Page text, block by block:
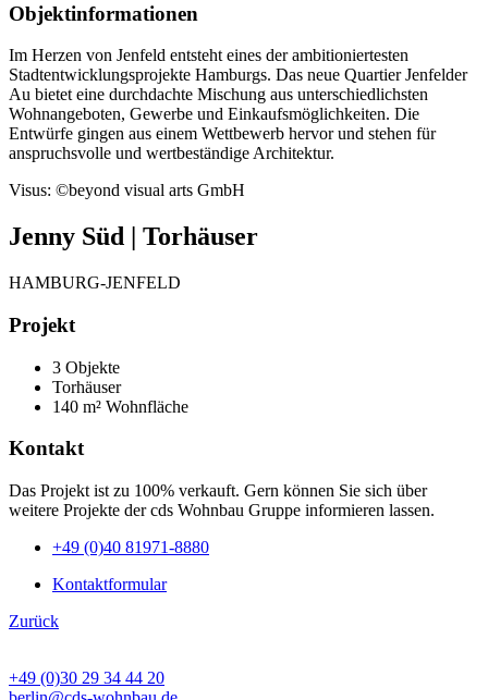
Objektinformationen
Im Herzen von Jenfeld entsteht eines der ambitioniertesten
Stadtentwicklungsprojekte Hamburgs. Das neue Quartier Jenfelder
Au bietet eine durchdachte Mischung aus unterschiedlichsten
Wohnangeboten, Gewerbe und Einkaufsmöglichkeiten. Die
Entwürfe gingen aus einem Wettbewerb hervor und stehen für
anspruchsvolle und wertbeständige Architektur.
Visus: ©beyond visual arts GmbH
Jenny Süd | Torhäuser
HAMBURG-JENFELD
Projekt
3 Objekte
Torhäuser
140 m² Wohnfläche
Kontakt
Das Projekt ist zu 100% verkauft. Gern können Sie sich über
weitere Projekte der cds Wohnbau Gruppe informieren lassen.
+49 (0)40 81971-8880
Kontaktformular
Zurück
+49 (0)30 29 34 44 20